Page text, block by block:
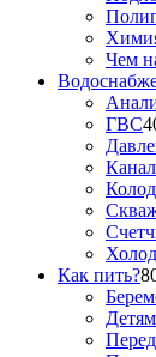
Чем
ГВС
Как пить?
Детям